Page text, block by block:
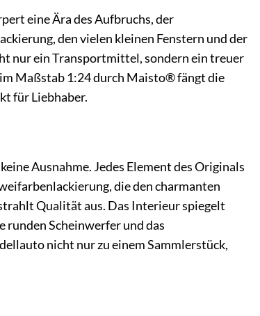
eine Ära des Aufbruchs, der
den vielen kleinen Fenstern und der
nur ein Transportmittel, sondern ein treuer
Maßstab 1:24 durch Maisto® fängt die
für Liebhaber.
Ausnahme. Jedes Element des Originals
die den charmanten
Qualität aus. Das Interieur spiegelt
Scheinwerfer und das
nicht nur zu einem Sammlerstück,